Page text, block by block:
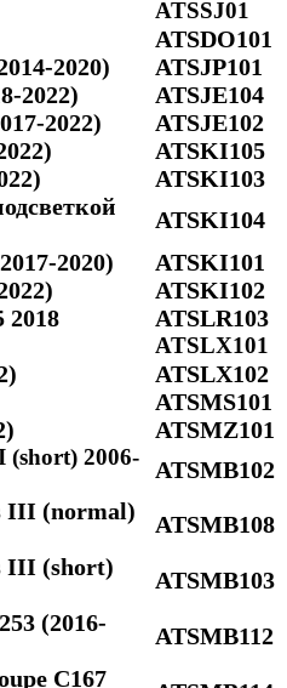
ATSSJ01
ATSDO101
2020)
ATSJP101
2022)
ATSJE104
2022)
ATSJE102
ATSKI105
ATSKI103
ATSKI104
2020)
ATSKI101
ATSKI102
2018
ATSLR103
ATSLX101
ATSLX102
ATSMS101
ATSMZ101
(short) 2006-
ATSMB102
III (normal)
ATSMB108
III (short)
ATSMB103
(2016-
ATSMB112
C167